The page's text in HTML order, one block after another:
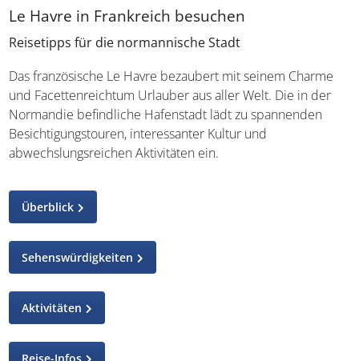
Le Havre in Frankreich besuchen
Reisetipps für die normannische Stadt
Das französische Le Havre bezaubert mit seinem Charme
und Facettenreichtum Urlauber aus aller Welt. Die in der
Normandie befindliche Hafenstadt lädt zu spannenden
Besichtigungstouren, interessanter Kultur und
abwechslungsreichen Aktivitäten ein.
Überblick
Sehenswürdigkeiten
Aktivitäten